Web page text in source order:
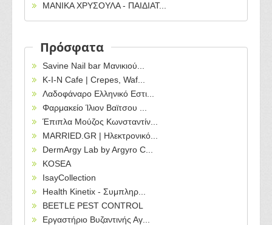
ΜΑΝΙΚΑ ΧΡΥΣΟΥΛΑ - ΠΑΙΔΙΑΤ...
Πρόσφατα
Savine Nail bar Μανικιού...
Κ-Ι-Ν Cafe | Crepes, Waf...
Λαδοφάναρο Ελληνικό Εστι...
Φαρμακείο Ίλιον Βαϊτσου ...
Έπιπλα Μούζος Κωνσταντίν...
MARRIED.GR | Ηλεκτρονικό...
DermArgy Lab by Argyro C...
KOSEA
IsayCollection
Health Kinetix - Συμπληρ...
BEETLE PEST CONTROL
Εργαστήριο Βυζαντινής Αγ...